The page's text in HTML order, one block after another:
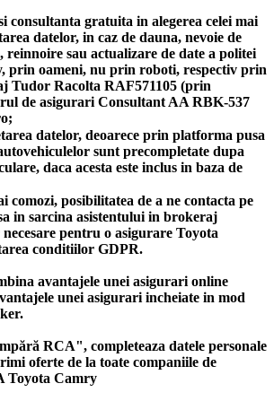
consultanta gratuita in alegerea celei mai
datelor, in caz de dauna, nevoie de
reinnoire sau actualizare de date a politei
prin oameni, nu prin roboti, respectiv prin
Tudor Racolta RAF571105 (prin
de asigurari Consultant AA RBK-537
datelor, deoarece prin platforma pusa
sunt precompletate dupa
daca acesta este inclus in baza de
comozi, posibilitatea de a ne contacta pe
in sarcina asistentului in brokeraj
pentru o asigurare Toyota
conditiilor GDPR.
avantajele unei asigurari online
unei asigurari incheiate in mod
RCA", completeaza datele personale
oferte de la toate companiile de
Toyota Camry